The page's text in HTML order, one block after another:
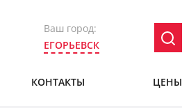
Ваш город:
ЕГОРЬЕВСК
КОНТАКТЫ ЦЕНЫ